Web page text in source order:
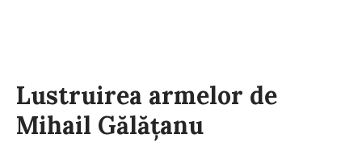
Lustruirea armelor de
Mihail Gălățanu